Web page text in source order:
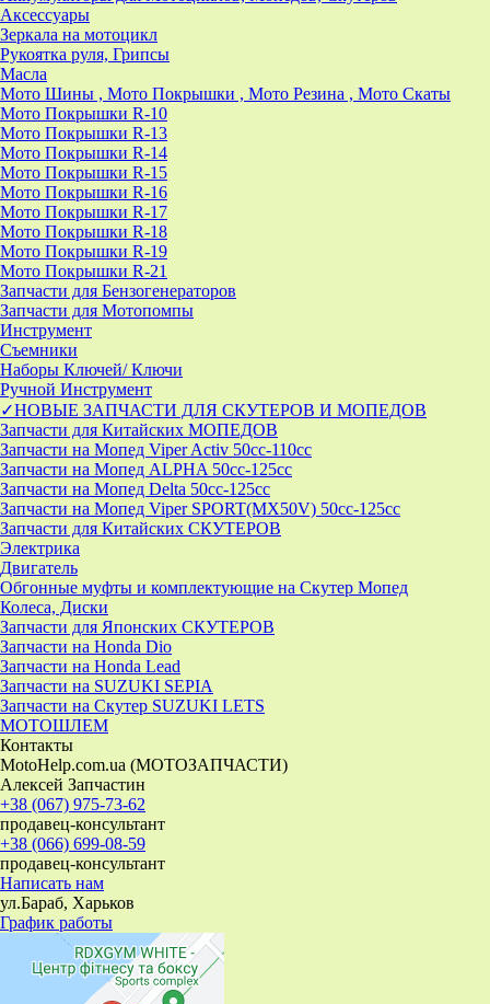
Аксессуары
Зеркала на мотоцикл
Рукоятка руля, Грипсы
Масла
Мото Шины , Мото Покрышки , Мото Резина , Мото Скаты
Мото Покрышки R-10
Мото Покрышки R-13
Мото Покрышки R-14
Мото Покрышки R-15
Мото Покрышки R-16
Мото Покрышки R-17
Мото Покрышки R-18
Мото Покрышки R-19
Мото Покрышки R-21
Запчасти для Бензогенераторов
Запчасти для Мотопомпы
Инструмент
Съемники
Наборы Ключей/ Ключи
Ручной Инструмент
✓НОВЫЕ ЗАПЧАСТИ ДЛЯ СКУТЕРОВ И МОПЕДОВ
Запчасти для Китайских МОПЕДОВ
Запчасти на Мопед Viper Activ 50cc-110cc
Запчасти на Мопед ALPHA 50cc-125cc
Запчасти на Мопед Delta 50cc-125cc
Запчасти на Мопед Viper SPORT(MX50V) 50cc-125cc
Запчасти для Китайских СКУТЕРОВ
Электрика
Двигатель
Обгонные муфты и комплектующие на Скутер Мопед
Колеса, Диски
Запчасти для Японских СКУТЕРОВ
Запчасти на Honda Dio
Запчасти на Honda Lead
Запчасти на SUZUKI SEPIA
Запчасти на Скутер SUZUKI LETS
МОТОШЛЕМ
Контакты
MotoHelp.com.ua (МОТОЗАПЧАСТИ)
Алексей Запчастин
+38 (067) 975-73-62
продавец-консультант
+38 (066) 699-08-59
продавец-консультант
Написать нам
ул.Бараб, Харьков
График работы